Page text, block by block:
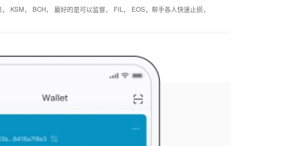
KSM， BCH， 最好的是可以监督， FIL， EOS，帮手各人快速止损，